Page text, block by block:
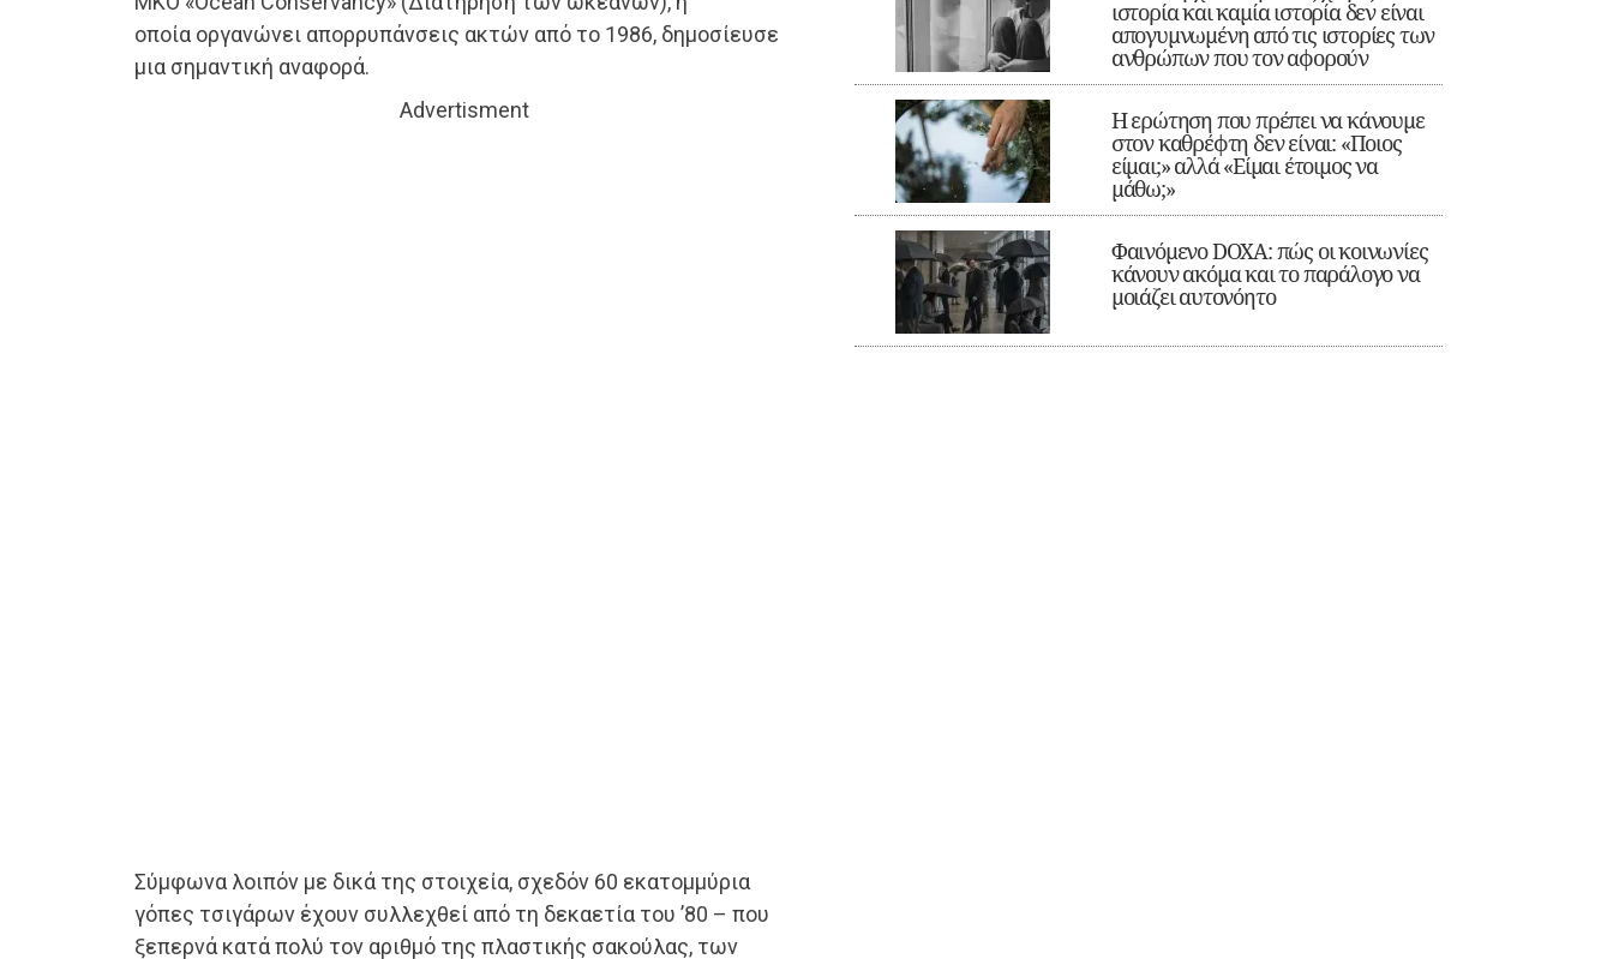
οποία οργανώνει απορρυπάνσεις ακτών από το 1986, δημοσίευσε
μια σημαντική αναφορά.
Advertisment
Σύμφωνα λοιπόν με δικά της στοιχεία, σχεδόν 60 εκατομμύρια
γόπες τσιγάρων έχουν συλλεχθεί από τη δεκαετία του ’80 – που
ξεπερνά κατά πολύ τον αριθμό της πλαστικής σακούλας, των
ιστορία και καμία ιστορία δεν είναι
απογυμνωμένη από τις ιστορίες των
ανθρώπων που τον αφορούν
Η ερώτηση που πρέπει να κάνουμε
στον καθρέφτη δεν είναι: «Ποιος
είμαι;» αλλά «Είμαι έτοιμος να
μάθω;»
Φαινόμενο DOXA: πώς οι κοινωνίες
κάνουν ακόμα και το παράλογο να
μοιάζει αυτονόητο